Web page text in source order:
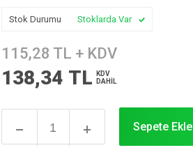
Stok Durumu Stoklarda Var
115,28 TL + KDV
138,34 TL
KDV
DAHİL
Sepete Ekle